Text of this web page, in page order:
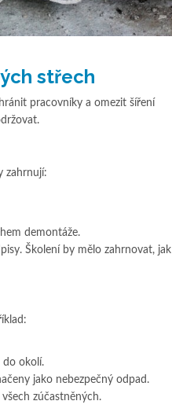
střech
pracovníky a omezit šíření
zahrnují:
demontáže.
Školení by mělo zahrnovat, jak
do okolí.
jako nebezpečný odpad.
zúčastněných.